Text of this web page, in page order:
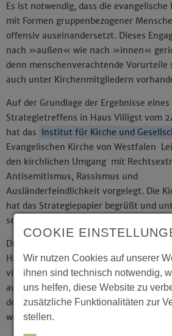
Es ist notwendig, dass die evangelische
mit Formen gruppenbezogener
offensiv auseinandersetzt. Dieses
nach »außen« wie nach »innen«
denn menschenverachtende Vorurteile
auch unter Kirchenmitgliedern
Auf der Grundlage der Ergebnisse eines
Strategietreffens in Haus Villigst vom
hat das Institut für Kirche und
Evangelischen Kirche von Westfalen
den kirchlichen Umgang mit
Antisemitismus, Rassismus und
Ausländerfeindlichkeit vorgelegt. Die
hat das Strategiepapier begrüßt und
seine Umsetzung.
Die dort benannten
Handlungsnotwendigkeiten bauen auf
vielfältigen kirchlichen Engagement
auf. Diese Arbeit soll gestärkt, besser
deutlicher ins Licht der Öffentlichkeit
werden.
COOKIE
Wir nutzen Cookies auf unserer
ihnen sind technisch notwendig,
uns helfen, diese Website zu
zusätzliche Funktionalitäten zur
stellen.